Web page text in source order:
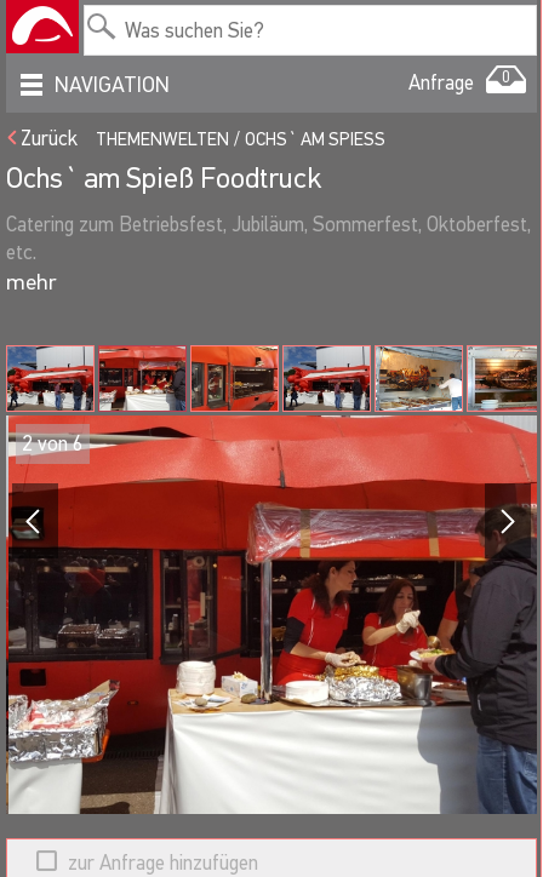
NAVIGATION Anfrage 0
Zurück THEMENWELTEN OCHS` AM SPIESS
Ochs` am Spieß Foodtruck
Catering zum Betriebsfest, Jubiläum, Sommerfest, Oktoberfest,
etc.
2von6
zur Anfrage hinzufügen